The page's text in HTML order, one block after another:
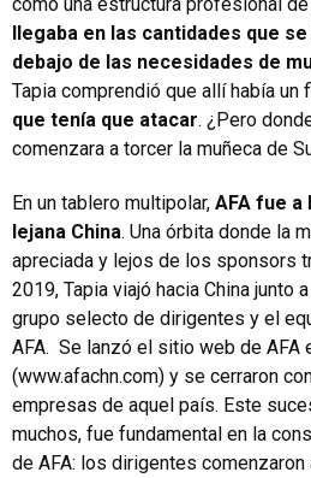
llegaba en las cantidades que
debajo de las necesidades de
Tapia comprendió que allí había un
que tenía que atacar. ¿Pero
comenzara a torcer la muñeca de
En un tablero multipolar, AFA fue a
lejana China. Una órbita donde la
apreciada y lejos de los sponsors
2019, Tapia viajó hacia China junto
grupo selecto de dirigentes y el
AFA. Se lanzó el sitio web de AFA
(www.afachn.com) y se cerraron
empresas de aquel país. Este
muchos, fue fundamental en la
de AFA: los dirigentes comenzaron